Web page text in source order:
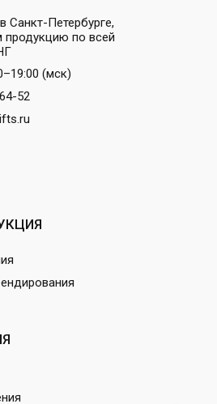
Санкт-Петербурге,
продукцию по всей
(мск)
52